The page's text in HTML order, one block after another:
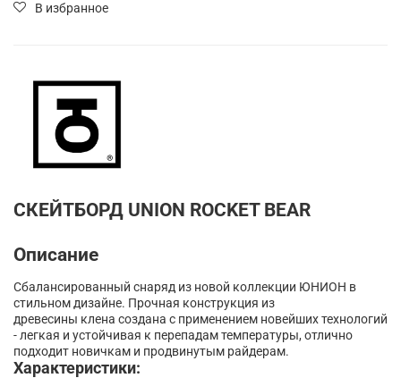
В избранное
СКЕЙТБОРД UNION ROCKET BEAR
Описание
Сбалансированный снаряд из новой коллекции ЮНИОН в
стильном дизайне. Прочная конструкция из
древесины клена создана с применением новейших технологий
- легкая и устойчивая к перепадам температуры, отлично
подходит новичкам и продвинутым райдерам.
Характеристики: